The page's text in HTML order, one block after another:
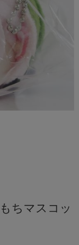
ちマスコッ